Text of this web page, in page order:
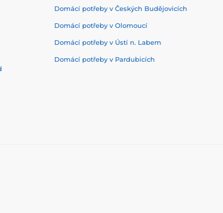
Domácí potřeby v Českých Budějovicích
Domácí potřeby v Olomoucí
Domácí potřeby v Ústí n. Labem
Domácí potřeby v Pardubicích